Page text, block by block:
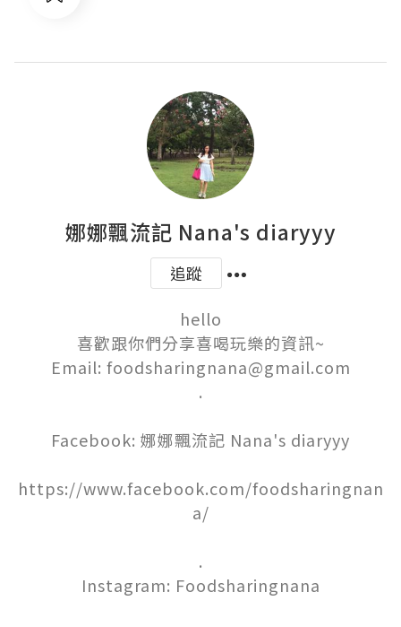
娜娜飄流記 Nana's diaryyy
追蹤
hello
喜歡跟你們分享喜喝玩樂的資訊~
Email: foodsharingnana@gmail.com
.
Facebook: 娜娜飄流記 Nana's diaryyy
https://www.facebook.com/foodsharingnan
a/
.
Instagram: Foodsharingnana